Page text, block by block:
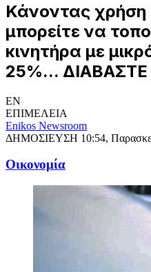
Κάνοντας χρήση
μπορείτε να
κινητήρα με
25%...
EN
ΕΠΙΜΕΛΕΙΑ
Enikos Newsroom
ΔΗΜΟΣΙΕΥΣΗ 10:54,
Oικονομία